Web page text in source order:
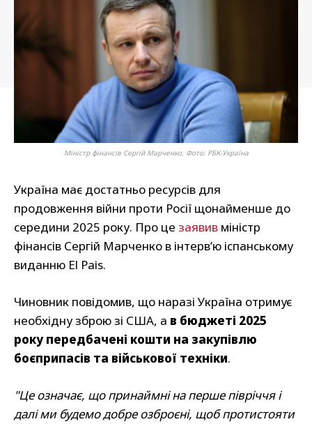
Міністр фінансів Сергій Марченко. Фото: РБК-Україна
Україна має достатньо ресурсів для
продовження війни проти Росії щонайменше до
середини 2025 року. Про це заявив міністр
фінансів Сергій Марченко в інтерв’ю іспанському
виданню El Pais.
Чиновник повідомив, що наразі Україна отримує
необхідну зброю зі США, а в бюджеті 2025
року передбачені кошти на закупівлю
боєприпасів та військової техніки.
"Це означає, що принаймні на перше півріччя і
далі ми будемо добре озброєні, щоб протистояти